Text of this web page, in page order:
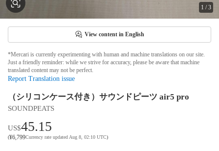
1 /3
View content in English
*Mercari is currently experimenting with human and machine translations on our site.
Just a friendly reminder: while we strive for accuracy, please be aware that machine
translated content may not be perfect.
Report Translation issue
（シリコンケース付き）サウンドピーツ air5 pro
SOUNDPEATS
US$45.15
(¥6,799Currency rate updated Aug 8, 02:10 UTC)